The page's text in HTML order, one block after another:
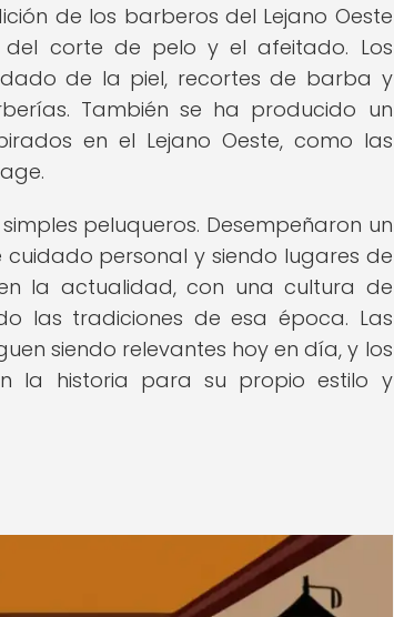
de los barberos del Lejano Oeste
corte de pelo y el afeitado. Los
de la piel, recortes de barba y
También se ha producido un
en el Lejano Oeste, como las
peluqueros. Desempeñaron un
personal y siendo lugares de
la actualidad, con una cultura de
las tradiciones de esa época. Las
siendo relevantes hoy en día, y los
la historia para su propio estilo y